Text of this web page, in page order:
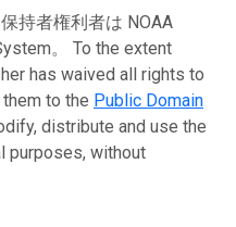
持者権利者は NOAA
。 To the extent
has waived all rights to
to the Public Domain
distribute and use the
purposes, without